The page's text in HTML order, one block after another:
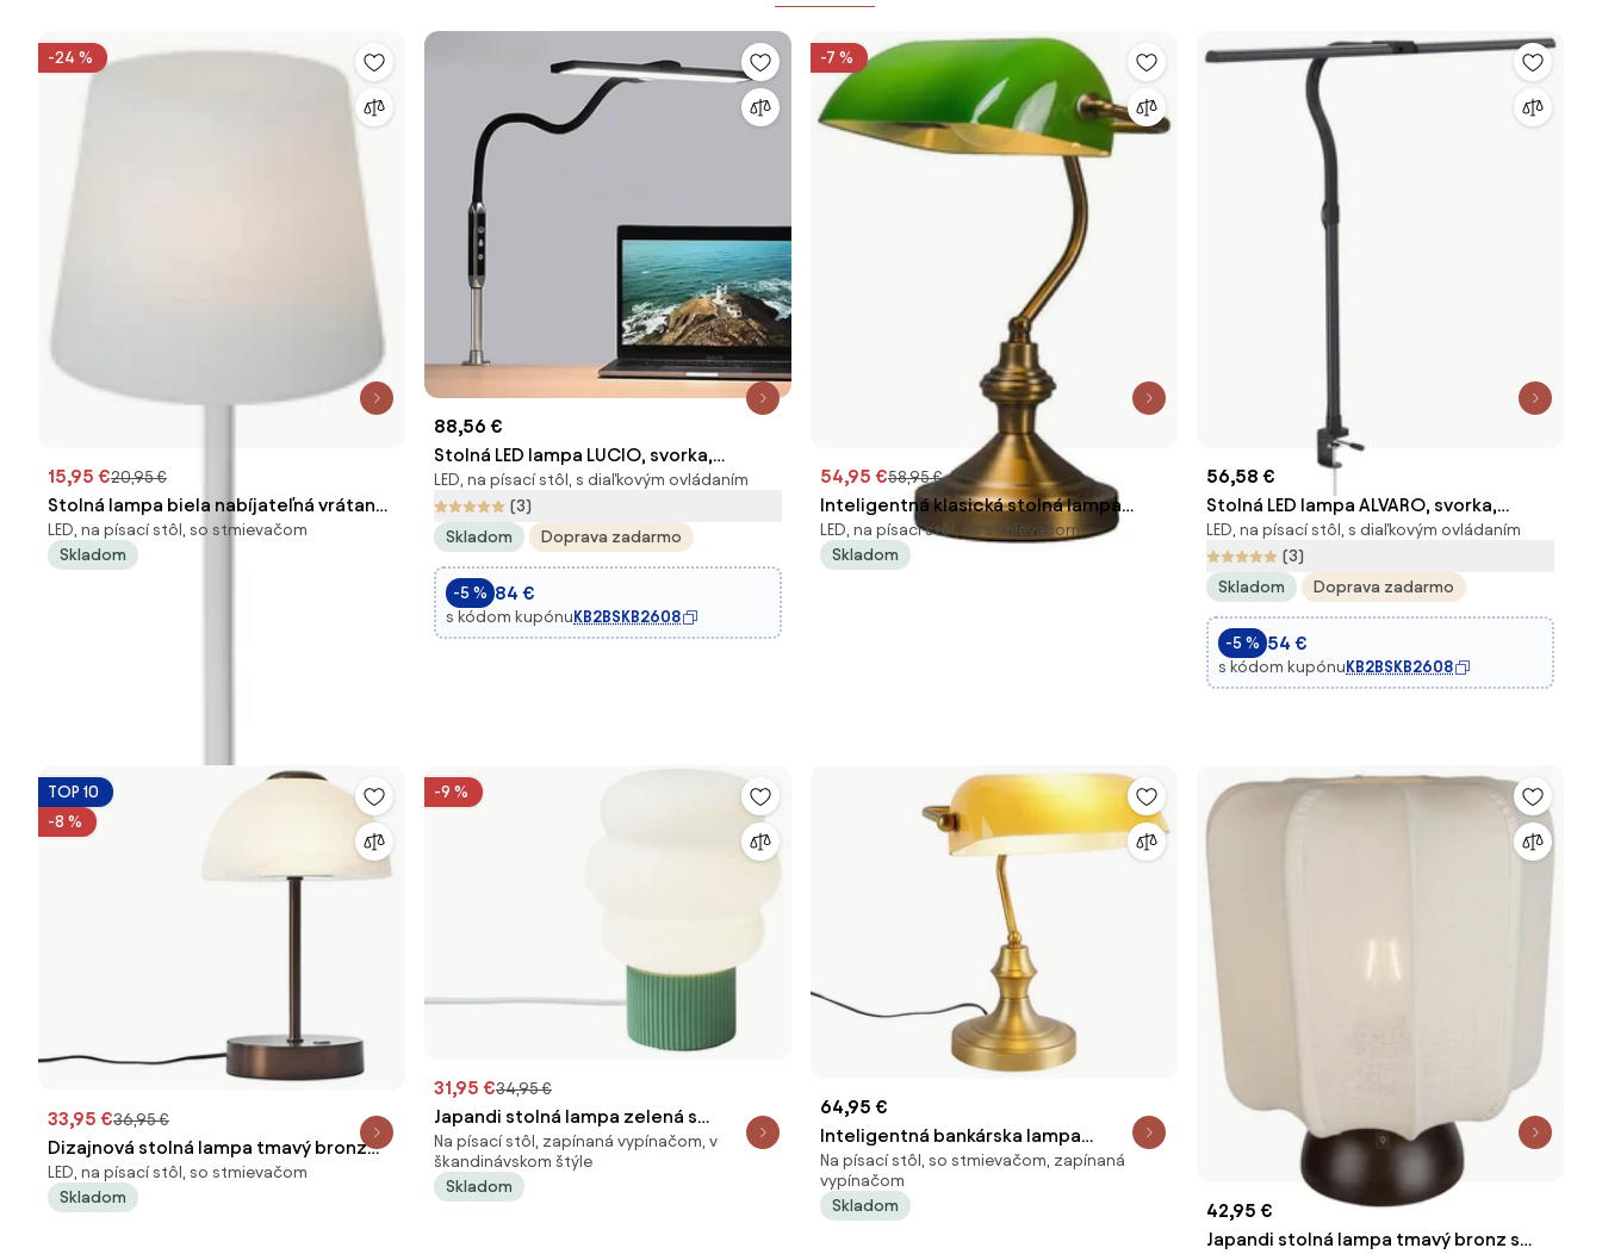
-24 %
15,95 €20,95 €
Stolná lampa biela nabíjateľná vrátane
LED a stmievača IP54 - Jude
LED, na písací stôl, so stmievačom
Skladom
88,56 €
Stolná LED lampa LUCIO, svorka,
diaľkový ovládač
LED, na písací stôl, s diaľkovým ovládaním
(3)
Skladom
Doprava zadarmo
-5 % 84 €
s kódom kupónu KB2BSKB2608
-7 %
54,95 €58,95 €
Inteligentná klasická stolná lampa
bronzová so zeleným sklom vrátane
Wifi A60 - Banker
LED, na písací stôl, so stmievačom
Skladom
56,58 €
Stolná LED lampa ALVARO, svorka,
diaľkový ovládač
LED, na písací stôl, s diaľkovým ovládaním
(3)
Skladom
Doprava zadarmo
-5 % 54 €
s kódom kupónu KB2BSKB2608
TOP 10
-8 %
33,95 €36,95 €
Dizajnová stolná lampa tmavý bronz
vrátane LED stmievateľná - Joya
LED, na písací stôl, so stmievačom
Skladom
-9 %
31,95 €34,95 €
Japandi stolná lampa zelená s
opálovým sklom 18 cm - Kumo
Na písací stôl, zapínaná vypínačom, v
škandinávskom štýle
Skladom
64,95 €
Inteligentná bankárska lampa
bronzová s jantárovým sklom vrátane
WiFi A60 - Banker
Na písací stôl, so stmievačom, zapínaná
vypínačom
Skladom
42,95 €
Japandi stolná lampa tmavý bronz s